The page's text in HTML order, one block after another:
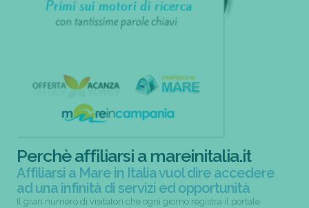
Perchè affiliarsi a mareinitalia.it
Affiliarsi a Mare in Italia vuol dire accedere
ad una infinità di servizi ed opportunità
Il gran numero di visitatori che ogni giorno registra il portale